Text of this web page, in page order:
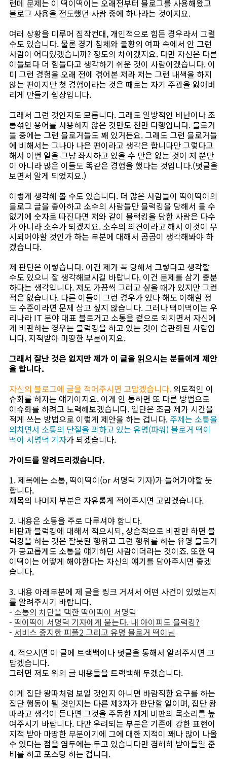
런데 문제는 이 떡이떡이는 오래전부터 블로그를 사용해왔고
블로그 사용을 전도했던 사람 중에 하나라는 것이지요.
여러 상황을 미루어 짐작컨대, 개인적으로 힘든 경우라서 그럴
수도 있습니다. 물론 경기 침체와 불황의 여파 속에서 안 그런
사람이 어디있겠습니까? 정도의 차이겠지요. 다만 자신은 다른
이들보다 더 힘들다고 생각하기 쉬운 것이 사람이겠습니다. 이
미 그런 경험을 오래 전에 겪어본 저라 저는 그런 내색을 하지
않는 편이지만 첫 경험이라는 것은 때로는 자기 주관을 잃어버
리게 만들기 쉽상입니다.
그래서 그런 것인지도 모릅니다. 그래도 일방적인 비난이나 조
롱섞인 용어를 사용하지 않은 것만도 천만 다행입니다. 블로거
들 중에는 그런 블로거들도 꽤 있거든요. 그래도 그런 블로거들
에 비해서는 그나마 나은 편이라고 생각은 합니다만 그렇다고
해서 이번 일을 그냥 좌시하고 있을 수 만은 없는 것이 저 뿐만
이 아니라 많은 이들도 똑같은 경험을 했다는 것입니다.(덧글을
보면서 알게 되었지요.)
이렇게 생각해 볼 수도 있습니다. 더 많은 사람들이 떡이떡이의
블로그 글을 좋아하고 소수의 사람들만 블럭킹을 당해서 볼 수
없기에 숫자로 따진다면 저와 같이 블럭킹을 당한 사람은 다수
가 아니라 소수가 되겠지요. 소수의 의견이라고 해서 이것이 무
시되어야할 것인가 하는 부분에 대해서 곰곰이 생각해봐야 하
겠습니다.
제 판단은 이렇습니다. 이건 제가 꼭 당해서 그렇다고 생각할
수도 있으니 잘 생각해보시길 바랍니다. 이건 문제를 삼기 충분
하다는 생각입니다. 저도 가끔씩 그러고 싶을 때가 있지만 그런
적은 없습니다. 다른 이들이 그런 경우가 있다 해도 이해할 정
도 수준이라면 문제 삼고 싶지 않습니다. 그러나 떡이떡이는 우
리나라 IT 분야 대표 블로거고 소통을 겉으로 외치면서 자신에
게 비판하는 경우는 블럭킹을 하고 있는 것이 습관화된 사람입
니다. 지적받아 마땅한 부분이지요.
그래서 잘난 것은 없지만 제가 이 글을 읽으시는 분들에게 제안
을 합니다.
자신의 블로그에 글을 적어주시면 고맙겠습니다. 의도적인 이
슈화를 하자는 얘기이지요. 이게 안 통하면 또 다른 방법으로
이슈화를 하려고 노력해보겠습니다. 일단은 조금 제가 시간을
적게 쓰는 방법으로 이렇게 제안을 하는 겁니다. 주제는 소통을
외치면서 소통의 단절을 꾀하고 있는 유명(파워) 블로거 떡이
떡이 서명덕 기자가 되겠습니다.
가이드를 알려드리겠습니다.
1. 제목에는 소통, 떡이떡이(or 서명덕 기자)가 들어가야할 듯
합니다.
제목의 나머지 부분은 자유롭게 적어주시면 고맙겠습니다.
2. 내용은 소통을 주로 다루셔야 합니다.
비판과 블럭킹에 대해서 적으시되, 상습적으로 비판만 하면 블
럭킹을 하는 것은 잘못된 행위고 그런 행위를 하는 유명 블로거
가 공교롭게도 소통을 얘기하던 사람이더라는 것이죠. 또한 떡
이떡이는 어떻게 해야한다는 자신의 얘기를 담아주시면 좋겠
습니다.
3. 내용 아래부분에 제 글을 링크 거셔서 어떤 사건이 있었는지
를 알려주시기 바랍니다.
- 소통의 차단을 택한 떡이떡이 서명덕
- 떡이떡이 서명덕 기자에게 묻는다. 내 아이피도 블럭킹?
- 서비스 중지한 피플2 그리고 유명 블로거 떡이님
4. 적으시면 이 글에 트랙백이나 덧글을 통해서 알려주시면 고
맙겠습니다.
그러면 저도 위의 글 내용들을 트랙백해 두겠습니다.
이게 집단 왕따처럼 보일 것인지 아니면 바람직한 요구를 하는
집단 행동이 될 것인지는 다른 제3자가 판단할 일이며, 집단 왕
따라고 생각이 든다면 그것을 주동한 제게 비판의 목소리를 높
여주시기 바랍니다. 다만 우려되는 부분은 기존에 강한 표현이
지적 받아 마땅한 부분이기에 그에 대한 지적이 꽤나 많이 나올
수 있다는 점을 염두에는 두고 있습니다만 겸허히 받아들일 준
비를 하고 포스팅 하는 겁니다.